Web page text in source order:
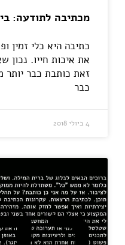
מכתיבה לתודעה:
כתיבה היא כלי זמין
את איכות חייו. נכון
זאת כותבת כבר יותר
כבר
4 ביולי 2018